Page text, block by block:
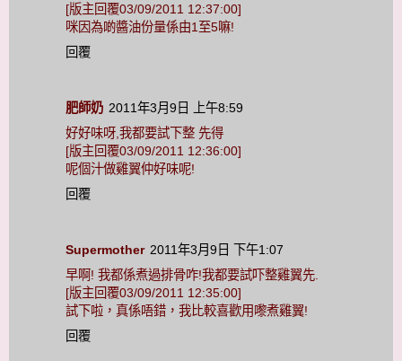
[版主回覆03/09/2011 12:37:00]
咪因為啲醬油份量係由1至5嘛!
回覆
肥師奶 2011年3月9日 上午8:59
好好味呀,我都要試下整 先得
[版主回覆03/09/2011 12:36:00]
呢個汁做雞翼仲好味呢!
回覆
Supermother 2011年3月9日 下午1:07
早啊! 我都係煮過排骨咋!我都要試吓整雞翼先.
[版主回覆03/09/2011 12:35:00]
試下啦，真係唔錯，我比較喜歡用嚟煮雞翼!
回覆